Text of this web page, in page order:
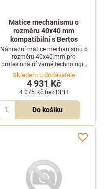
Matice mechanismu o
rozměru 40x40 mm
kompatibilní s Bertos
Náhradní matice mechanismu o
rozměru 40x40 mm pro
profesionální varné technologie
kompatibilní se zařízeními Bertos.
Skladem u dodavatele
4 931 Kč
4 075 Kč bez DPH
Do košíku